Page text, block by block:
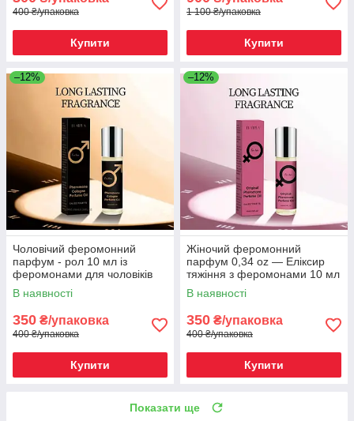
400 ₴/упаковка
Купити
1 100 ₴/упаковка
Купити
–12%
Чоловічий феромонний
парфум - рол 10 мл із
феромонами для чоловіків
(72729)
В наявності
350 ₴/упаковка
400 ₴/упаковка
Купити
–12%
Жіночий феромонний
парфум 0,34 oz — Еліксир
тяжіння з феромонами 10 мл
(77625)
В наявності
350 ₴/упаковка
400 ₴/упаковка
Купити
Показати ще